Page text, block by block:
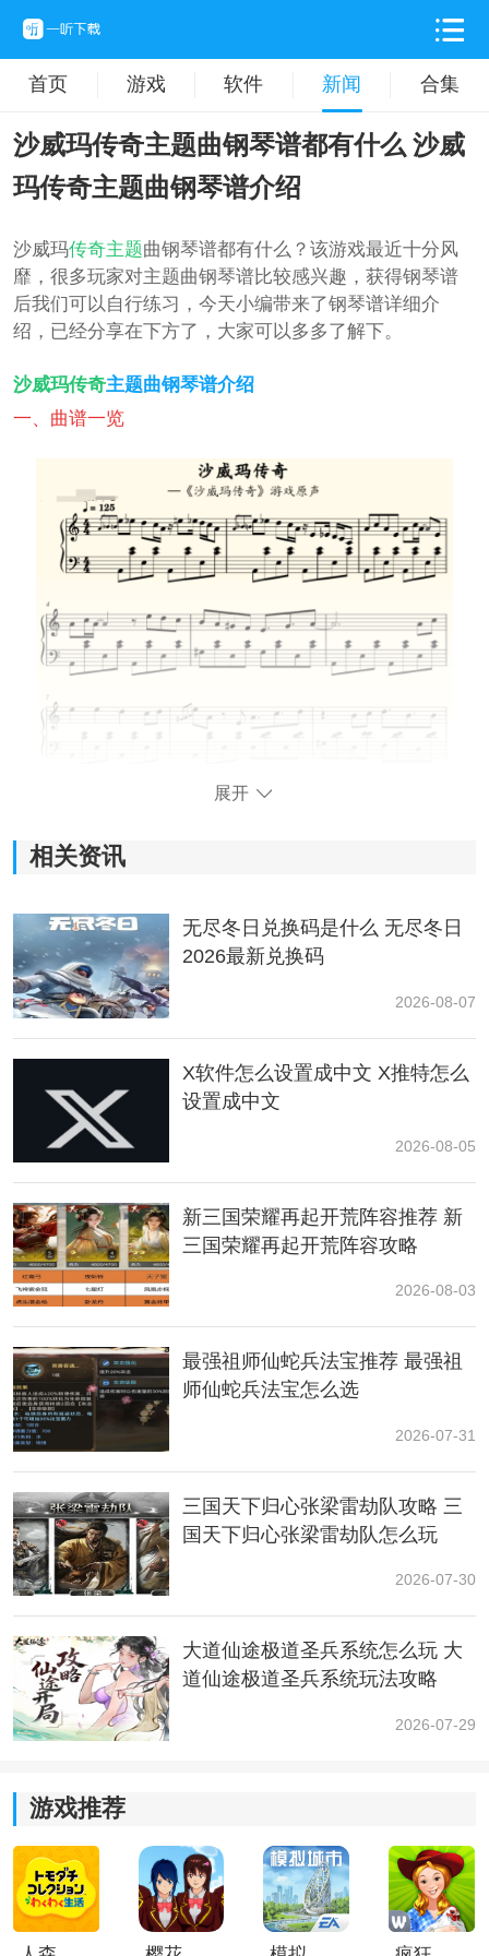
首页 游戏 软件 新闻 合集
沙威玛传奇主题曲钢琴谱都有什么 沙威
玛传奇主题曲钢琴谱介绍
沙威玛传奇主题曲钢琴谱都有什么？该游戏最近十分风
靡，很多玩家对主题曲钢琴谱比较感兴趣，获得钢琴谱
后我们可以自行练习，今天小编带来了钢琴谱详细介
绍，已经分享在下方了，大家可以多多了解下。
沙威玛传奇主题曲钢琴谱介绍
一、曲谱一览
二、详细介绍
2、风格：现代（轻 音乐）。
3、难度：中等。
到大家，并不难，小伙伴们可以去游戏中体验下，后续
本站会持续更新精彩内容。
展开
相关资讯
无尽冬日兑换码是什么 无尽冬日
2026最新兑换码
2026-08-07
X软件怎么设置成中文 X推特怎么
设置成中文
2026-08-05
新三国荣耀再起开荒阵容推荐 新
三国荣耀再起开荒阵容攻略
2026-08-03
最强祖师仙蛇兵法宝推荐 最强祖
师仙蛇兵法宝怎么选
2026-07-31
三国天下归心张梁雷劫队攻略 三
国天下归心张梁雷劫队怎么玩
2026-07-30
大道仙途极道圣兵系统怎么玩 大
道仙途极道圣兵系统玩法攻略
2026-07-29
游戏推荐